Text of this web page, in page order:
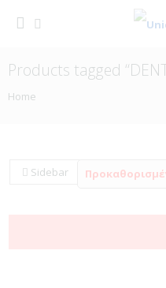
Products tagged
Home
Sidebar